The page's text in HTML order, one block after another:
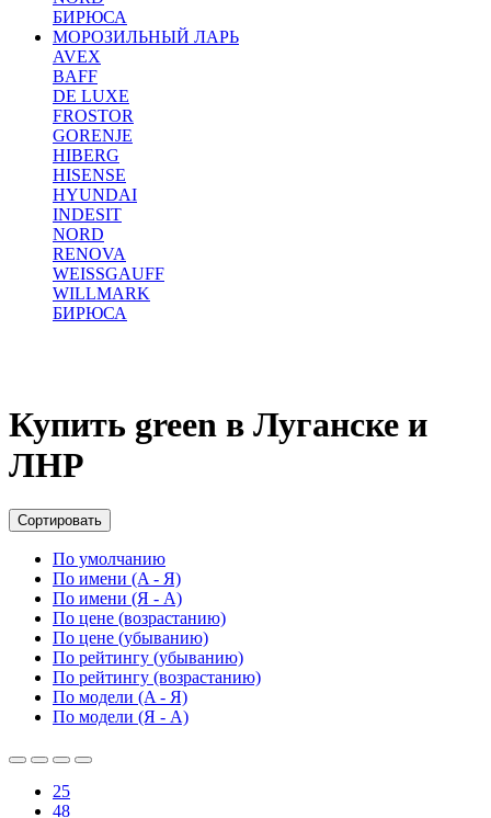
БИРЮСА
МОРОЗИЛЬНЫЙ ЛАРЬ
AVEX
BAFF
DE LUXE
FROSTOR
GORENJE
HIBERG
HISENSE
HYUNDAI
INDESIT
NORD
RENOVA
WEISSGAUFF
WILLMARK
БИРЮСА
Купить green в Луганске и
ЛНР
Сортировать
По умолчанию
По имени (A - Я)
По имени (Я - A)
По цене (возрастанию)
По цене (убыванию)
По рейтингу (убыванию)
По рейтингу (возрастанию)
По модели (A - Я)
По модели (Я - A)
25
48